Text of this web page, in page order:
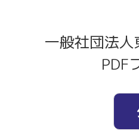
一般社団法
PDF